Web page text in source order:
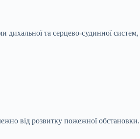
та серцево-судинної систем,
від розвитку пожежної обстановки.